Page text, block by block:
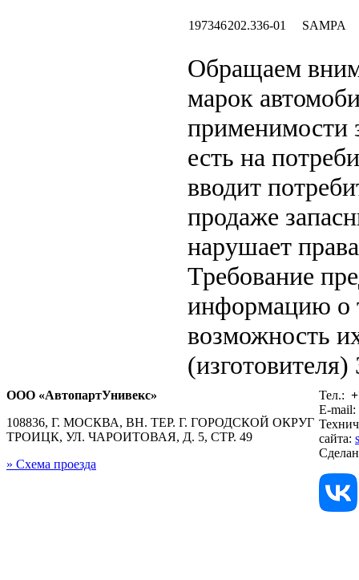
197346202.336-01 SAMPA
Обращаем
марок
применимости
есть на
вводит
продаже
нарушает
Требование
информацию о
возможность
ООО «АвтопартУнивекс»
108836, Г. МОСКВА, ВН. ТЕР. Г. ГОРОДСКОЙ ОКРУГ
ТРОИЦК, УЛ. ЧАРОИТОВАЯ, Д. 5, СТР. 49
» Схема проезда
Тел.:
E-mail:
сайта: